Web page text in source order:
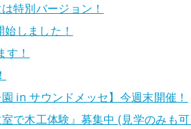
特別バージョン！
しました！
！
in サウンドメッセ】今週末開催！
で木工体験』募集中 (見学のみも